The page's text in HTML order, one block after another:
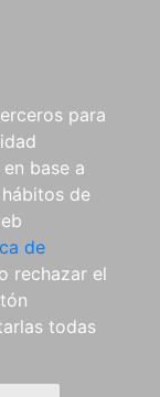
para
base a
de
de
rechazar el
todas